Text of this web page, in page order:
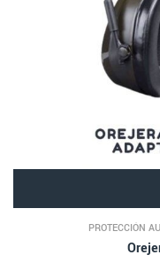
PROTECCIÓN